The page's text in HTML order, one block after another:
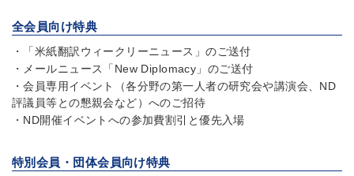
全会員向け特典
・「米紙翻訳ウィークリーニュース」のご送付
・メールニュース「New Diplomacy」のご送付
・会員専用イベント（各分野の第一人者の研究会や講演会、ND
評議員等との懇親会など）へのご招待
・ND開催イベントへの参加費割引と優先入場
特別会員・団体会員向け特典